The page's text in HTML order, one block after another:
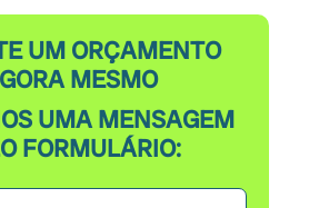
UM ORÇAMENTO
MESMO
UMA MENSAGEM
FORMULÁRIO: